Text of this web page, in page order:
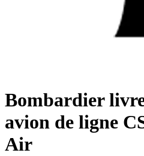
Bombardier
avion de ligne
Air